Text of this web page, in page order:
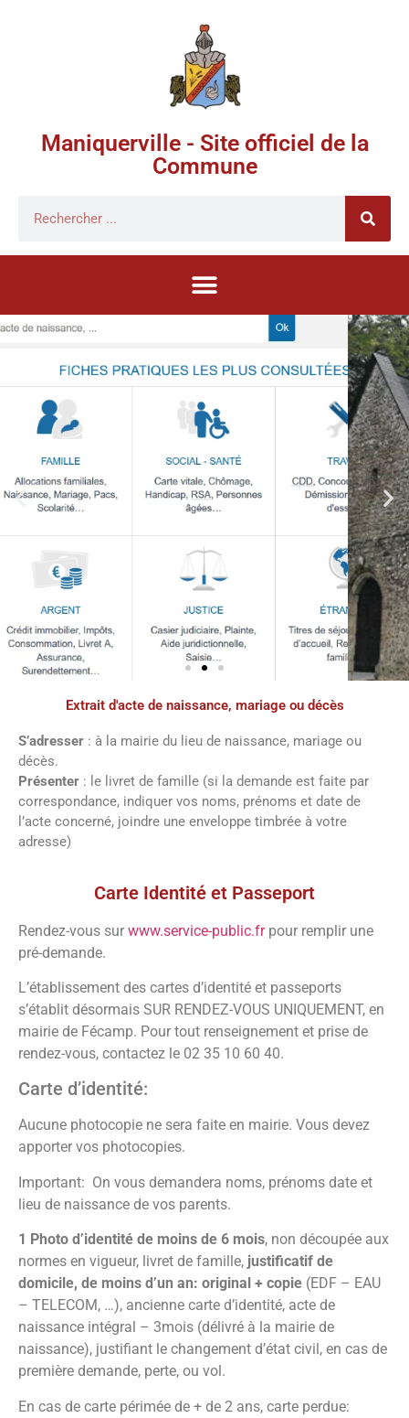
Maniquerville - Site officiel de la
Commune
Démarches
administratives
Faîtes vos démarches en ligne sur notre
site en cliquant sur le bouton ci-dessous
Extrait d'acte de naissance, mariage ou décès
S’adresser : à la mairie du lieu de naissance, mariage ou
décès.
Présenter : le livret de famille (si la demande est faite par
correspondance, indiquer vos noms, prénoms et date de
l’acte concerné, joindre une enveloppe timbrée à votre
adresse)
Carte Identité et Passeport
Rendez-vous sur www.service-public.frpour remplir une
pré-demande.
L’établissement des cartes d’identité et passeports
s’établit désormais SUR RENDEZ-VOUS UNIQUEMENT, en
mairie de Fécamp. Pour tout renseignement et prise de
rendez-vous, contactez le 02 35 10 60 40.
Carte d’identité:
Aucune photocopie ne sera faite en mairie. Vous devez
apporter vos photocopies.
Important: On vous demandera noms, prénoms date et
lieu de naissance de vos parents.
1 Photo d’identité de moins de 6 mois, non découpée aux
normes en vigueur, livret de famille, justificatif de
domicile, de moins d’un an: original + copie (EDF – EAU
– TELECOM, …), ancienne carte d’identité, acte de
naissance intégral – 3mois (délivré à la mairie de
naissance), justifiant le changement d’état civil, en cas de
première demande, perte, ou vol.
En cas de carte périmée de + de 2 ans, carte perdue: